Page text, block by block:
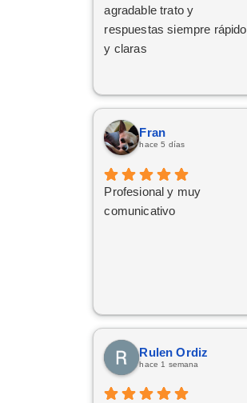
agradable trato y
respuestas siempre rápido
y claras
Fran
hace 5 días
Profesional y muy
comunicativo
Rulen Ordiz
hace 1 semana